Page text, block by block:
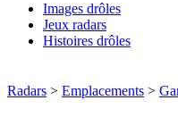
Images drôles
Jeux radars
Histoires drôles
Radars > Emplacements >